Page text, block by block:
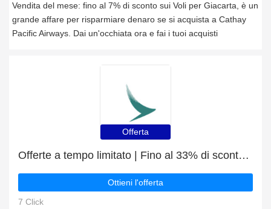
Vendita del mese: fino al 7% di sconto sui Voli per Giacarta, è un
grande affare per risparmiare denaro se si acquista a Cathay
Pacific Airways. Dai un'occhiata ora e fai i tuoi acquisti
Offerta
Offerte a tempo limitato | Fino al 33% di sconto sui Voli per Taipei
Ottieni l'offerta
7 Click